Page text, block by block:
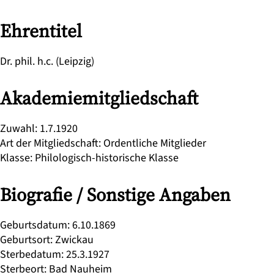
Ehrentitel
Dr. phil. h.c. (Leipzig)
Akademiemitgliedschaft
Zuwahl: 1.7.1920
Art der Mitgliedschaft: Ordentliche Mitglieder
Klasse: Philologisch-historische Klasse
Biografie / Sonstige Angaben
Geburtsdatum:6.10.1869
Geburtsort:Zwickau
Sterbedatum:25.3.1927
Sterbeort: Bad Nauheim